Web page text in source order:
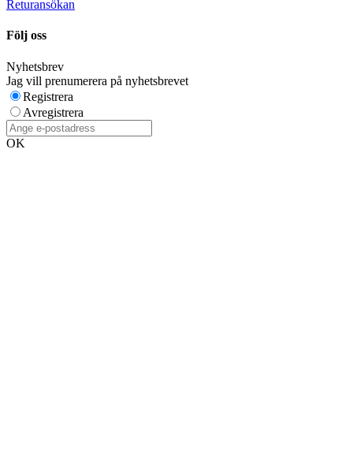
Returansökan
Följ oss
Nyhetsbrev
Jag vill prenumerera på nyhetsbrevet
Registrera
Avregistrera
OK